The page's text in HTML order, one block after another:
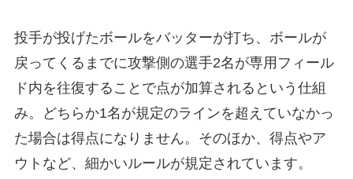
投手が投げたボールをバッターが打ち、ボールが
戻ってくるまでに攻撃側の選手2名が専用フィール
ド内を往復することで点が加算されるという仕組
み。どちらか1名が規定のラインを超えていなかっ
た場合は得点になりません。そのほか、得点やア
ウトなど、細かいルールが規定されています。